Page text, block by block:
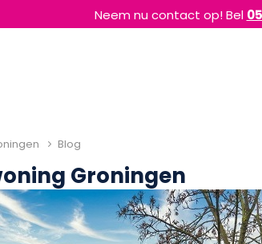
Neem nu contact op! Bel
Blog
Groningen